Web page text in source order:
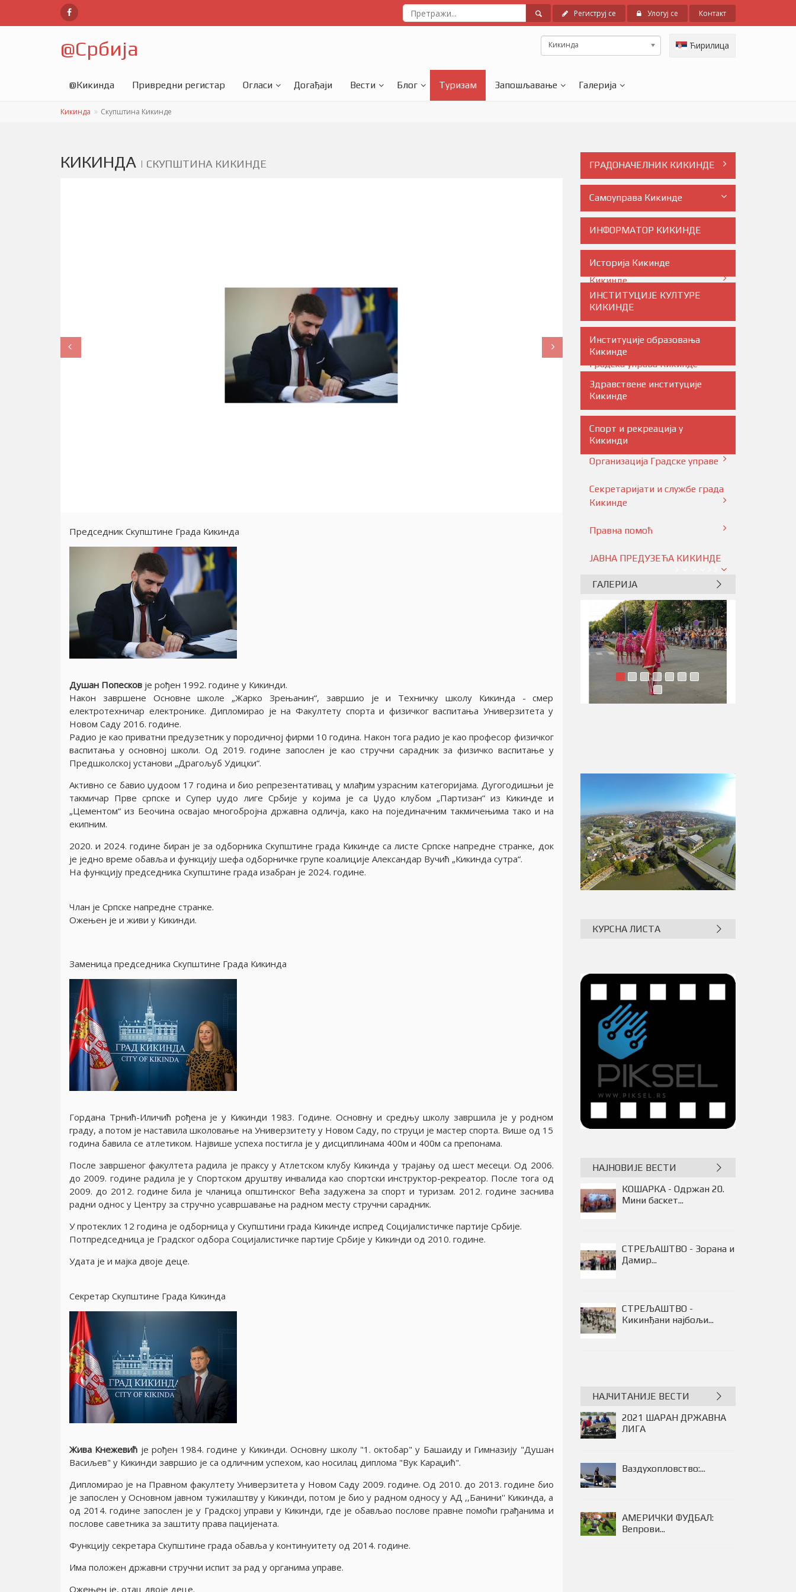
Региструј се Улогуј се Контакт
@Србија Кикинда Ћирилица
@Кикинда Привредни регистар Огласи Догађаји Вести Блог Туризам Запошљавање Галерија
Кикинда Скупштина Кикинде
КИКИНДА | СКУПШТИНА КИКИНДЕ
Председник Скупштине Града Кикинда
Душан Попесков је рођен 1992. године у Кикинди.
Након завршене Основне школе „Жарко Зрењанин“, завршио је и Техничку школу Кикинда - смер
електротехничар електронике. Дипломирао је на Факултету спорта и физичког васпитања Универзитета у
Новом Саду 2016. године.
Радио је као приватни предузетник у породичној фирми 10 година. Након тога радио је као професор физичког
васпитања у основној школи. Од 2019. године запослен је као стручни сарадник за физичко васпитање у
Предшколској установи „Драгољуб Удицки“.
Активно се бавио џудоом 17 година и био репрезентативац у млађим узрасним категоријама. Дугогодишњи је
такмичар Прве српске и Супер џудо лиге Србије у којима је са Џудо клубом „Партизан“ из Кикинде и
„Цементом“ из Беочина освајао многобројна државна одличја, како на појединачним такмичењима тако и на
екипним.
2020. и 2024. године биран је за одборника Скупштине града Кикинде са листе Српске напредне странке, док
је једно време обавља и функцију шефа одборничке групе коалиције Александар Вучић „Кикинда сутра“.
На функцију председника Скупштине града изабран је 2024. године.
Члан је Српске напредне странке.
Ожењен је и живи у Кикинди.
Заменица председника Скупштине Града Кикинда
Гордана Трнић-Иличић рођена је у Кикинди 1983. Године. Основну и средњу школу завршила је у родном
граду, а потом је наставила школовање на Универзитету у Новом Саду, по струци је мастер спорта. Више од 15
година бавила се атлетиком. Највише успеха постигла је у дисциплинама 400м и 400м са препонама.
После завршеног факултета радила је праксу у Атлетском клубу Кикинда у трајању од шест месеци. Од 2006.
до 2009. године радила је у Спортском друштву инвалида као спортски инструктор-рекреатор. После тога од
2009. до 2012. године била је чланица општинског Већа задужена за спорт и туризам. 2012. године заснива
радни однос у Центру за стручно усавршавање на радном месту стручни сарадник.
У протеклих 12 година је одборница у Скупштини града Кикинде испред Социјалистичке партије Србије.
Потпредседница је Градског одбора Социјалистичке партије Србије у Кикинди од 2010. године.
Удата је и мајка двоје деце.
Секретар Скупштине Града Кикинда
Жива Кнежевић је рођен 1984. године у Кикинди. Основну школу "1. октобар" у Башаиду и Гимназију "Душан
Васиљев" у Кикинди завршио је са одличним успехом, као носилац диплома "Вук Караџић".
Дипломирао је на Правном факултету Универзитета у Новом Саду 2009. године. Од 2010. до 2013. године био
је запослен у Основном јавном тужилаштву у Кикинди, потом је био у радном односу у АД ,,Банини'' Кикинда, а
од 2014. године запослен је у Градској управи у Кикинди, где је обављао послове правне помоћи грађанима и
послове саветника за заштиту права пацијената.
Функцију секретара Скупштине града обавља у континуитету од 2014. године.
Има положен државни стручни испит за рад у органима управе.
Ожењен је, отац двоје деце.
ГРАДОНАЧЕЛНИК КИКИНДЕ
Самоуправа Кикинде
Заменик градоначелника
Помоћници градоначелника
Кикинде
Скупштина Кикинде
Градско веће Кикинде
Градска управа Кикинде
Градски правобранилац
ОДБОРНИЦИ
Организација Градске управе
Секретаријати и службе града
Кикинде
Правна помоћ
ЈАВНА ПРЕДУЗЕЋА КИКИНДЕ
ИНФОРМАТОР КИКИНДЕ
Историја Кикинде
ИНСТИТУЦИЈЕ КУЛТУРЕ
КИКИНДЕ
Институције образовања
Кикинде
Здравствене институције
Кикинде
Спорт и рекреација у
Кикинди
ГАЛЕРИЈА
КУРСНА ЛИСТА
НАЈНОВИЈЕ ВЕСТИ
ОДБОЈКА - ОДБОJКА ЗОВЕ
– МОJ...
НАЈЧИТАНИЈЕ ВЕСТИ
2021 ШАРАН ДРЖАВНА
ЛИГА
Ваздухопловство:...
АМЕРИЧКИ ФУДБАЛ:
Вепрови...